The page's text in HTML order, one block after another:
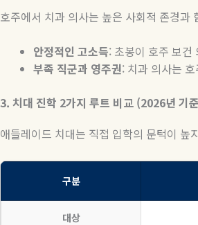
호주에서 치과 의사는 높은 사회적 존경
안정적인 고소득: 초봉이 호주 보건
부족 직군과 영주권: 치과 의사는
3. 치대 진학 2가지 루트 비교 (2026년 기준
애들레이드 치대는 직접 입학의 문턱이 높
구분
대상